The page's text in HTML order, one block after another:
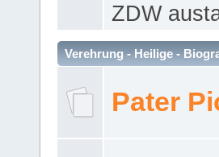
ZDW
Verehrung - Heilige -
Pater